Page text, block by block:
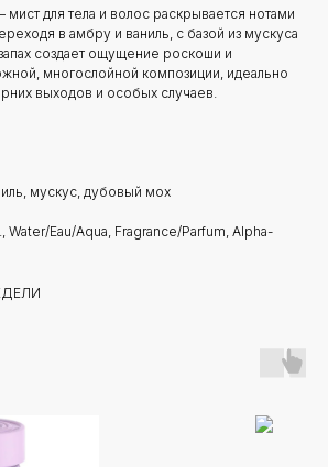
для тела и волос раскрывается нотами
в амбру и ваниль, с базой из мускуса
создает ощущение роскоши и
многослойной композиции, идеально
выходов и особых случаев.
мускус, дубовый мох
Water/Eau/Aqua, Fragrance/Parfum, Alpha-